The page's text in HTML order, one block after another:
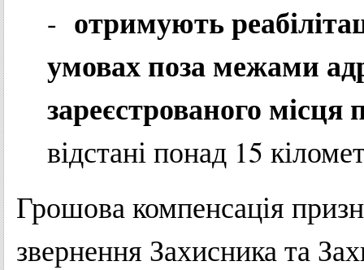
- отримують
умовах поза межами
зареєстрованого
відстані понад 15
Грошова компенсація
звернення Захисника та